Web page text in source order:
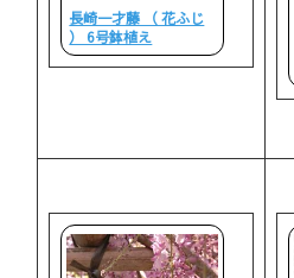
長崎一才藤 （ 花ふじ
） 6号鉢植え